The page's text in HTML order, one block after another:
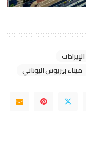
الإيرادات
ميناء بيريوس اليوناني